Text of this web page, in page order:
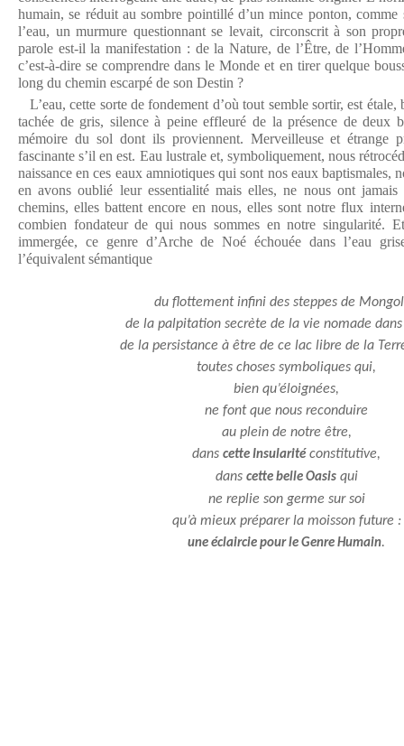
humain, se réduit au sombre pointillé d’un mince ponton,
l’eau, un murmure questionnant se levait, circonscrit à son
parole est-il la manifestation : de la Nature, de l’Être, de
c’est-à-dire se comprendre dans le Monde et en tirer quelque
long du chemin escarpé de son Destin ?
L’eau, cette sorte de fondement d’où tout semble sortir, est
tachée de gris, silence à peine effleuré de la présence de deux
mémoire du sol dont ils proviennent. Merveilleuse et étrange
fascinante s’il en est. Eau lustrale et, symboliquement, nous
naissance en ces eaux amniotiques qui sont nos eaux baptismales,
en avons oublié leur essentialité mais elles, ne nous ont jamais
chemins, elles battent encore en nous, elles sont notre flux
combien fondateur de qui nous sommes en notre singularité.
immergée, ce genre d’Arche de Noé échouée dans l’eau
l’équivalent sémantique
du flottement infini des steppes de
de la palpitation secrète de la vie nomade
de la persistance à être de ce lac libre de la
toutes choses symboliques qui,
bien qu’éloignées,
ne font que nous reconduire
au plein de notre être,
dans cette Insularité constitutive,
dans cette belle Oasisqui
ne replie son germe sur soi
qu’à mieux préparer la moisson future :
une éclaircie pour le Genre Humain.